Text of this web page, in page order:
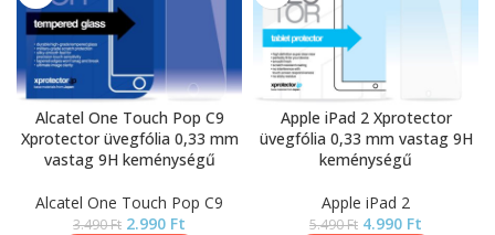
Alcatel One Touch Pop C9
Xprotector üvegfólia 0,33 mm
vastag 9H keménységű
Alcatel One Touch Pop C9
3.490Ft 2.990 Ft
Apple iPad 2 Xprotector
üvegfólia 0,33 mm vastag 9H
keménységű
Apple iPad 2
5.490Ft 4.990 Ft